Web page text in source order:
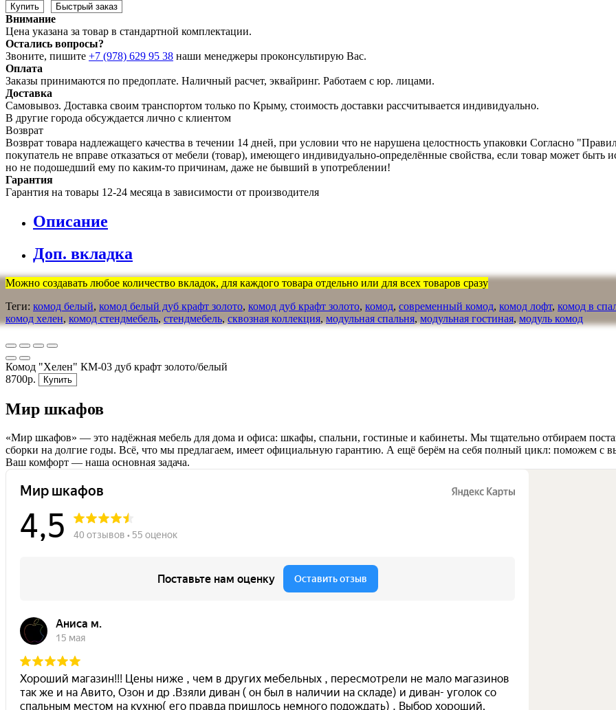
Купить Быстрый заказ
Внимание
Цена указана за товар в стандартной комплектации.
Остались вопросы?
Звоните, пишите +7 (978) 629 95 38 наши менеджеры проконсультирую Вас.
Оплата
Заказы принимаются по предоплате. Наличный расчет, эквайринг. Работаем с юр. лицами.
Доставка
Самовывоз. Доставка своим транспортом только по Крыму, стоимость доставки рассчитывается индивидуально.
В другие города обсуждается лично с клиентом
Возврат
Возврат товара надлежащего качества в течении 14 дней, при условии что не нарушена целостность упаковки Согласно
покупатель не вправе отказаться от мебели (товар), имеющего индивидуально-определённые свойства, если товар может
но не подошедший eмy по каким-то причинам, даже не бывший в употреблении!
Гарантия
Гарантия на товары 12-24 месяца в зависимости от производителя
Описание
Доп. вкладка
Можно создавать любое количество вкладок, для каждого товара отдельно или для всех товаров сразу
Теги: комод белый, комод белый дуб крафт золото, комод дуб крафт золото, комод, современный комод, комод лофт, комод в
комод хелен, комод стендмебель, стендмебель, сквозная коллекция, модульная спальня, модульная гостиная, модуль комод
Комод "Хелен" КМ-03 дуб крафт золото/белый
8700р.
Купить
Мир шкафов
«Мир шкафов» — это надёжная мебель для дома и офиса: шкафы, спальни, гостиные и кабинеты. Мы тщательно отбираем
сборки на долгие годы. Всё, что мы предлагаем, имеет официальную гарантию. А ещё берём на себя полный цикл: поможем с
Ваш комфорт — наша основная задача.